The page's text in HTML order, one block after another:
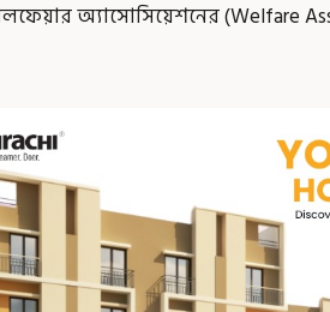
অ্যাসোসিয়েশনের (Welfare